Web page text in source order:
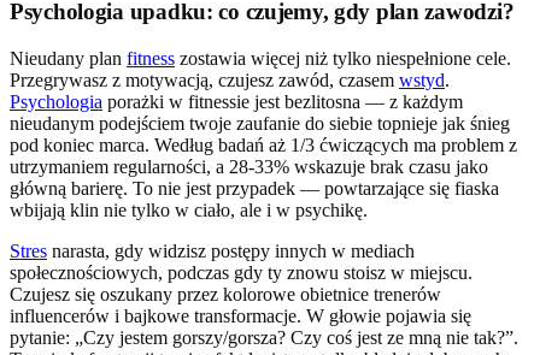
Psychologia upadku: co czujemy, gdy plan zawodzi?
Nieudany plan fitness zostawia więcej niż tylko niespełnione cele.
Przegrywasz z motywacją, czujesz zawód, czasem wstyd.
Psychologia porażki w fitnessie jest bezlitosna — z każdym
nieudanym podejściem twoje zaufanie do siebie topnieje jak śnieg
pod koniec marca. Według badań aż 1/3 ćwiczących ma problem z
utrzymaniem regularności, a 28-33% wskazuje brak czasu jako
główną barierę. To nie jest przypadek — powtarzające się fiaska
wbijają klin nie tylko w ciało, ale i w psychikę.
Stres narasta, gdy widzisz postępy innych w mediach
społecznościowych, podczas gdy ty znowu stoisz w miejscu.
Czujesz się oszukany przez kolorowe obietnice trenerów
influencerów i bajkowe transformacje. W głowie pojawia się
pytanie: „Czy jestem gorszy/gorsza? Czy coś jest ze mną nie tak?”.